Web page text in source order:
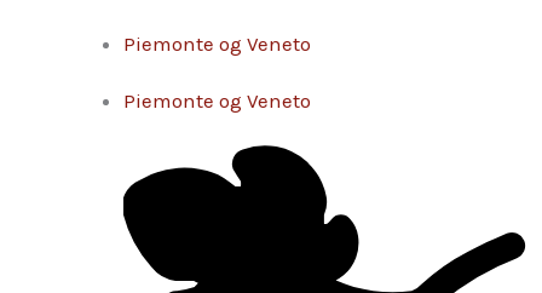
Piemonte og Veneto
Piemonte og Veneto